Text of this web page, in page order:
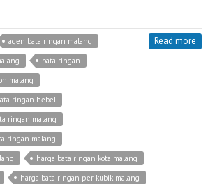
agen bata ringan malang
bata ringan
malang
ringan hebel
ringan malang
ringan malang
harga bata ringan kota malang
harga bata ringan per kubik malang
Read more